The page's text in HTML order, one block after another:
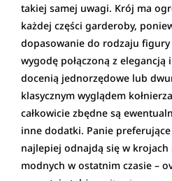
takiej samej uwagi. Krój ma
każdej części garderoby,
dopasowanie do rodzaju
wygodę połączoną z elegancją
docenią jednorzędowe lub
klasycznym wyglądem
całkowicie zbędne są
inne dodatki. Panie
najlepiej odnajdą się w krojach
modnych w ostatnim czasie –